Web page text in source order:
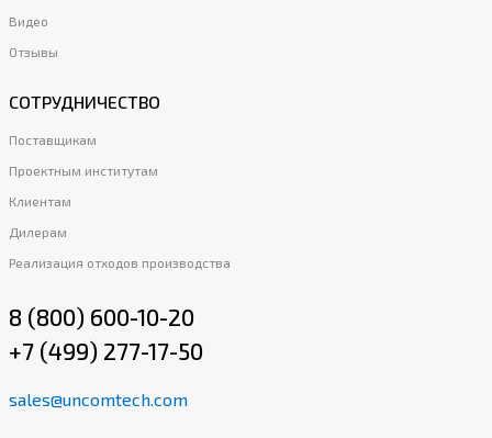
Видео
Отзывы
СОТРУДНИЧЕСТВО
Поставщикам
Проектным институтам
Клиентам
Дилерам
Реализация отходов производства
8 (800) 600-10-20
+7 (499) 277-17-50
sales@uncomtech.com